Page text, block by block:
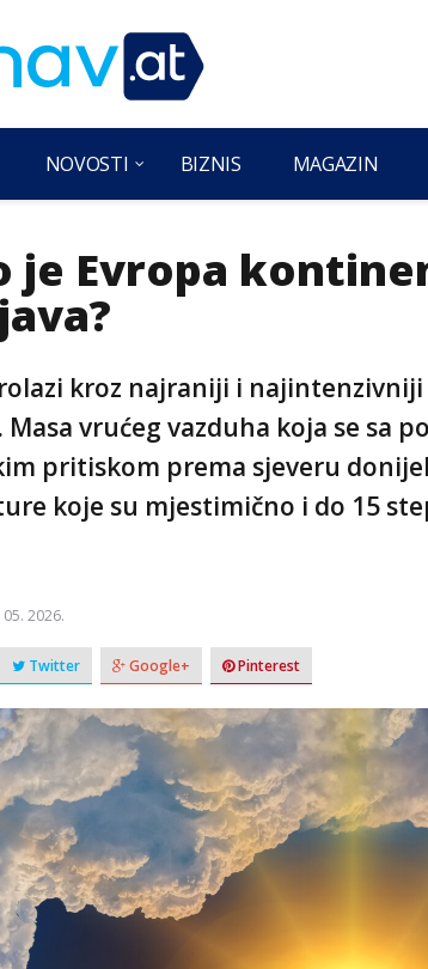
NOVOSTI BIZNIS MAGAZIN
je Evropa
kroz najraniji i
Masa vrućeg vazduha koja se sa
pritiskom prema sjeveru
koje su mjestimično i do 15
05. 2026.
Twitter Google+ Pinterest